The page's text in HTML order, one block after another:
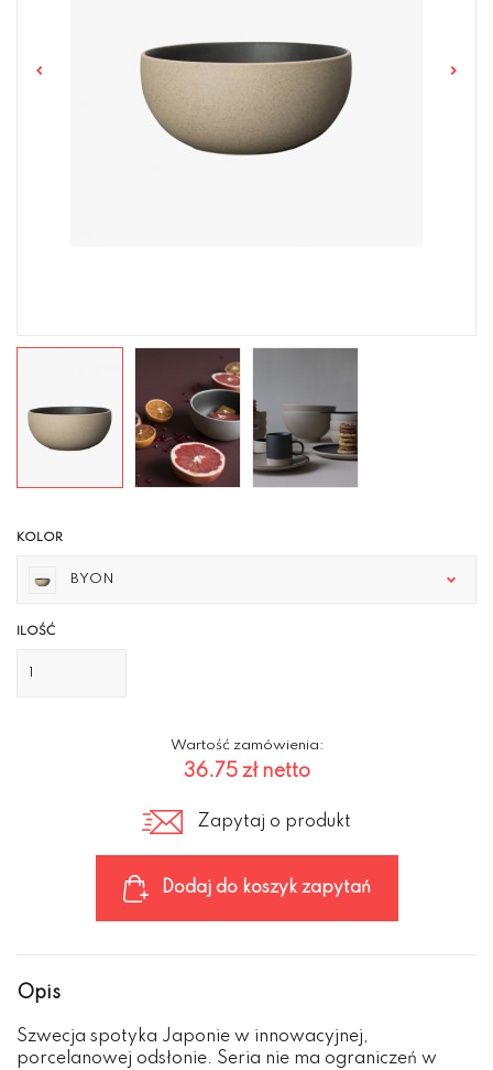
KOLOR
BYON
ILOŚĆ
Wartość zamówienia:
36.75 złnetto
Zapytaj o produkt
Dodaj do koszyk zapytań
Opis
Szwecja spotyka Japonie w innowacyjnej,
porcelanowej odsłonie. Seria nie ma ograniczeń w